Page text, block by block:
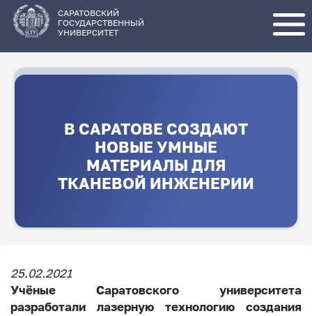
основному
содержанию
САРАТОВСКИЙ
ГОСУДАРСТВЕННЫЙ
УНИВЕРСИТЕТ
В САРАТОВЕ СОЗДАЮТ
НОВЫЕ УМНЫЕ
МАТЕРИАЛЫ ДЛЯ
ТКАНЕВОЙ ИНЖЕНЕРИИ
25.02.2021
Учёные Саратовского университета
разработали лазерную технологию создания